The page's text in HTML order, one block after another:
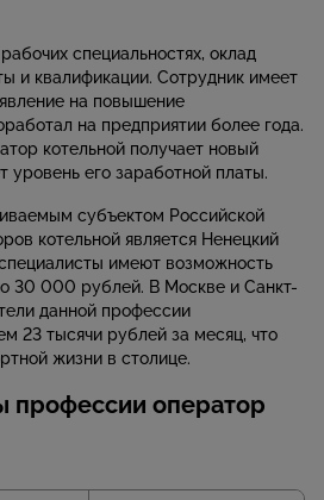
специальностях, оклад
и квалификации. Сотрудник имеет
на повышение
на предприятии более года.
котельной получает новый
уровень его заработной платы.
субъектом Российской
котельной является Ненецкий
имеют возможность
30 000 рублей. В Москве и Санкт-
данной профессии
23 тысячи рублей за месяц, что
жизни в столице.
оператор